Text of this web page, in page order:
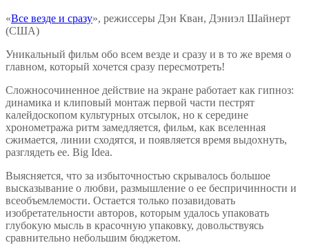
«Все везде и сразу», режиссеры Дэн Кван, Дэниэл Шайнерт
(США)
Уникальный фильм обо всем везде и сразу и в то же время о
главном, который хочется сразу пересмотреть!
Сложносочиненное действие на экране работает как гипноз:
динамика и клиповый монтаж первой части пестрят
калейдоскопом культурных отсылок, но к середине
хронометража ритм замедляется, фильм, как вселенная
сжимается, линии сходятся, и появляется время выдохнуть,
разглядеть ее. Big Idea.
Выясняется, что за избыточностью скрывалось большое
высказывание о любви, размышление о ее беспричинности и
всеобъемлемости. Остается только позавидовать
изобретательности авторов, которым удалось упаковать
глубокую мысль в красочную упаковку, довольствуясь
сравнительно небольшим бюджетом.